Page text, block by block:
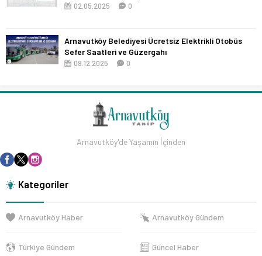
02.05.2025 0
Arnavutköy Belediyesi Ücretsiz Elektrikli Otobüs
Sefer Saatleri ve Güzergahı
09.12.2025 0
Arnavutköy'de Yaşamın İçinden
Kategoriler
Arnavutköy Haber Arnavutköy Gündem
Türkiye Gündem Güncel Haber